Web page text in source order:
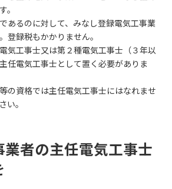
。
あるのに対して、みなし登録電気工事業
登録税もかかりません。
気工事士又は第２種電気工事士（３年以
任電気工事士として置く必要がありま
の資格では主任電気工事士にはなれませ
い。
業者の主任電気工事士